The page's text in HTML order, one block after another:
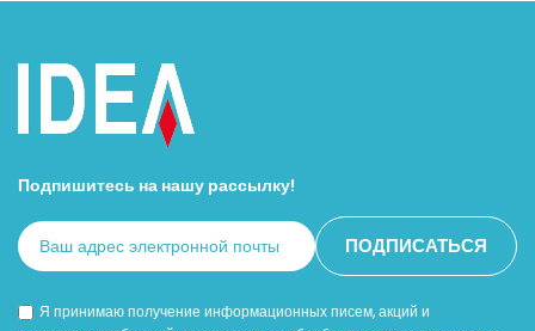
Подпишитесь на нашу рассылку!
Я принимаю получение информационных писем, акций и